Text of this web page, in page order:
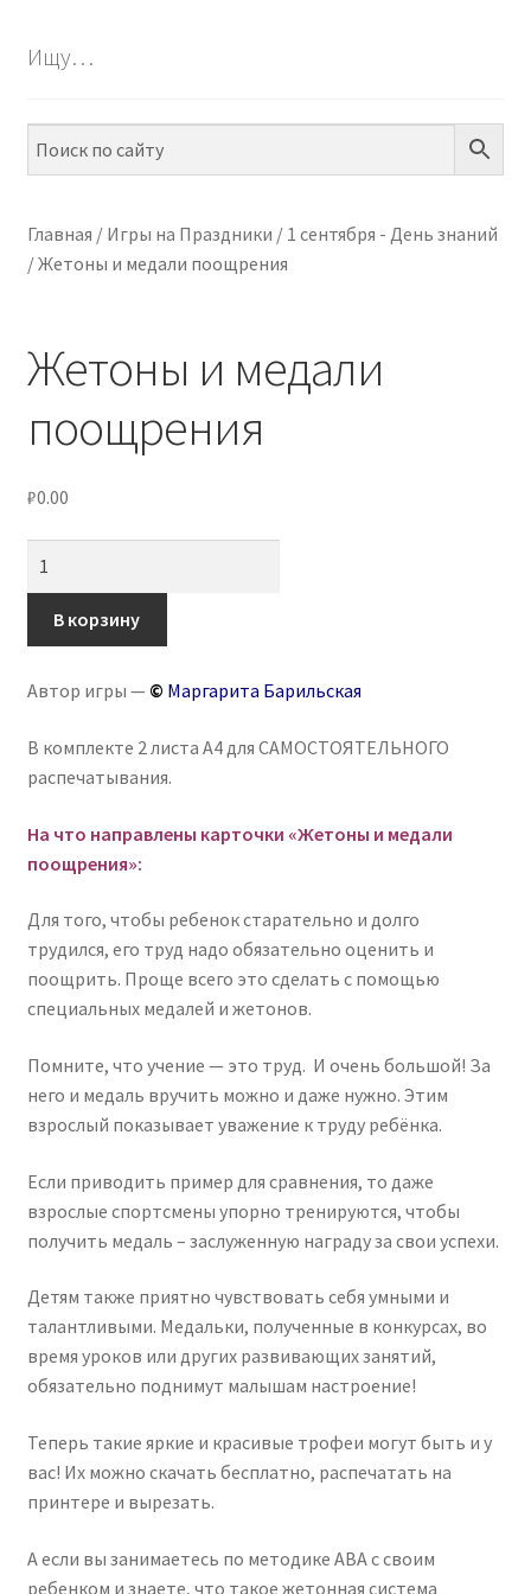
меню
ПО НАВЫКАМ
МЕТОДИКИ
Ищу…
Главная / Игры на Праздники / 1 сентября - День знаний
/Жетоны и медали поощрения
Жетоны и медали
поощрения
₽0.00
Жетоны
и
поощрения
В корзину
Автор игры — © Маргарита Барильская
В комплекте 2 листа А4 для САМОСТОЯТЕЛЬНОГО
распечатывания.
На что направлены карточки «Жетоны и медали
поощрения»:
Для того, чтобы ребенок старательно и долго
трудился, его труд надо обязательно оценить и
поощрить. Проще всего это сделать с помощью
специальных медалей и жетонов.
Помните, что учение — это труд. И очень большой! За
него и медаль вручить можно и даже нужно. Этим
взрослый показывает уважение к труду ребёнка.
Если приводить пример для сравнения, то даже
взрослые спортсмены упорно тренируются, чтобы
получить медаль – заслуженную награду за свои успехи.
Детям также приятно чувствовать себя умными и
талантливыми. Медальки, полученные в конкурсах, во
время уроков или других развивающих занятий,
обязательно поднимут малышам настроение!
Теперь такие яркие и красивые трофеи могут быть и у
вас! Их можно скачать бесплатно, распечатать на
принтере и вырезать.
А если вы занимаетесь по методике ABA с своим
ребенком и знаете, что такое жетонная система